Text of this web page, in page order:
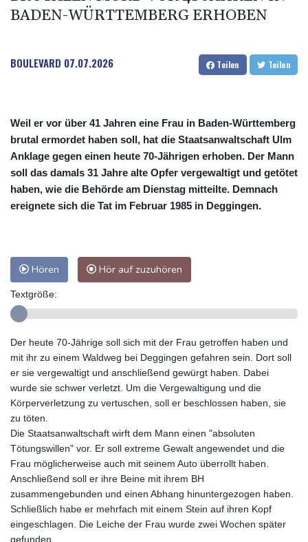
BADEN-WÜRTTEMBERG ERHOBEN
BOULEVARD 07.07.2026 Teilen Teilen
Weil er vor über 41 Jahren eine Frau in Baden-Württemberg
brutal ermordet haben soll, hat die Staatsanwaltschaft Ulm
Anklage gegen einen heute 70-Jährigen erhoben. Der Mann
soll das damals 31 Jahre alte Opfer vergewaltigt und getötet
haben, wie die Behörde am Dienstag mitteilte. Demnach
ereignete sich die Tat im Februar 1985 in Deggingen.
Hören Hör auf zuzuhören
Textgröße:
Der heute 70-Jährige soll sich mit der Frau getroffen haben und
mit ihr zu einem Waldweg bei Deggingen gefahren sein. Dort soll
er sie vergewaltigt und anschließend gewürgt haben. Dabei
wurde sie schwer verletzt. Um die Vergewaltigung und die
Körperverletzung zu vertuschen, soll er beschlossen haben, sie
zu töten.
Die Staatsanwaltschaft wirft dem Mann einen "absoluten
Tötungswillen" vor. Er soll extreme Gewalt angewendet und die
Frau möglicherweise auch mit seinem Auto überrollt haben.
Anschließend soll er ihre Beine mit ihrem BH
zusammengebunden und einen Abhang hinuntergezogen haben.
Schließlich habe er mehrfach mit einem Stein auf ihren Kopf
eingeschlagen. Die Leiche der Frau wurde zwei Wochen später
gefunden.